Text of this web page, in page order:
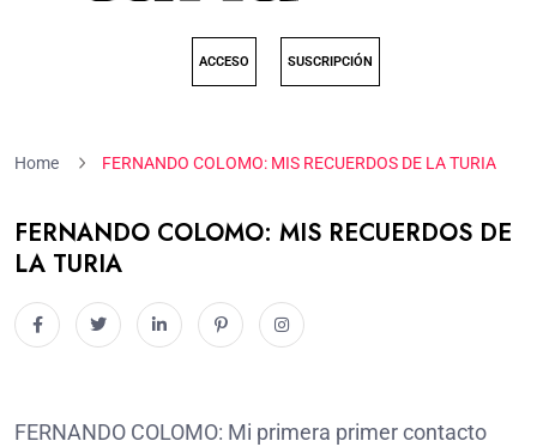
ACCESO SUSCRIPCIÓN
Home FERNANDO COLOMO: MIS RECUERDOS DE LA TURIA
FERNANDO COLOMO: MIS RECUERDOS DE
LA TURIA
FERNANDO COLOMO: Mi primera primer contacto